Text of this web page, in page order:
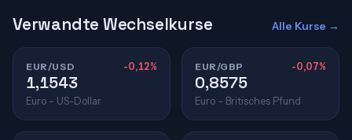
Verwandte Wechselkurse Alle Kurse →
EUR/USD -0,12%
1,1543
Euro – US-Dollar
EUR/GBP -0,07%
0,8575
Euro – Britisches Pfund